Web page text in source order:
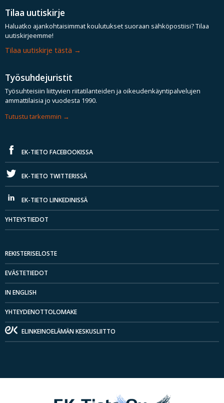
Tilaa uutiskirje
Haluatko ajankohtaisimmat koulutukset suoraan sähköpostiisi? Tilaa
uutiskirjeemme!
Tilaa uutiskirje tästä
Työsuhdejuristit
Työsuhteisiin liittyvien riitatilanteiden ja oikeudenkäyntipalvelujen
ammattilaisia jo vuodesta 1990.
Tutustu tarkemmin
EK-TIETO FACEBOOKISSA
EK-TIETO TWITTERISSÄ
EK-TIETO LINKEDINISSÄ
YHTEYSTIEDOT
REKISTERISELOSTE
EVÄSTETIEDOT
IN ENGLISH
YHTEYDENOTTOLOMAKE
ELINKEINOELÄMÄN KESKUSLIITTO